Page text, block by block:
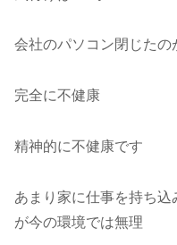
会社のパソコン閉じた
完全に不健康
精神的に不健康です
あまり家に仕事を持ち
が今の環境では無理